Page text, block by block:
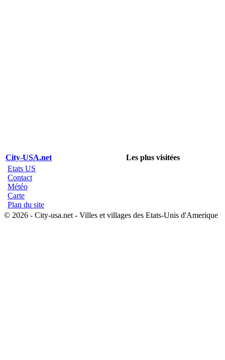
City-USA.net
Les plus visitées
Etats US
Contact
Météo
Carte
Plan du site
© 2026 - City-usa.net - Villes et villages des Etats-Unis d'Amerique